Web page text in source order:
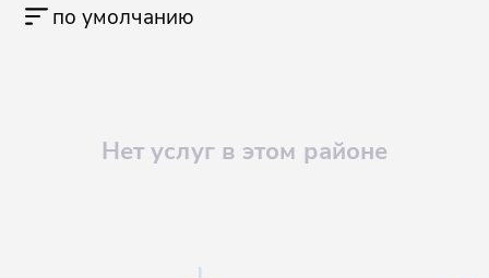
по умолчанию
Нет услуг в этом районе